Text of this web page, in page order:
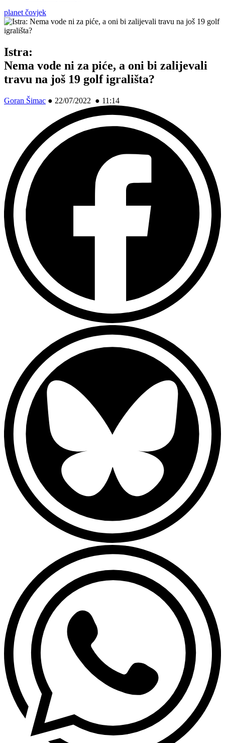
planet čovjek
Istra:
Nema vode ni za piće, a oni bi zalijevali
travu na još 19 golf igrališta?
Goran Šimac ● 22/07/2022 ● 11:14